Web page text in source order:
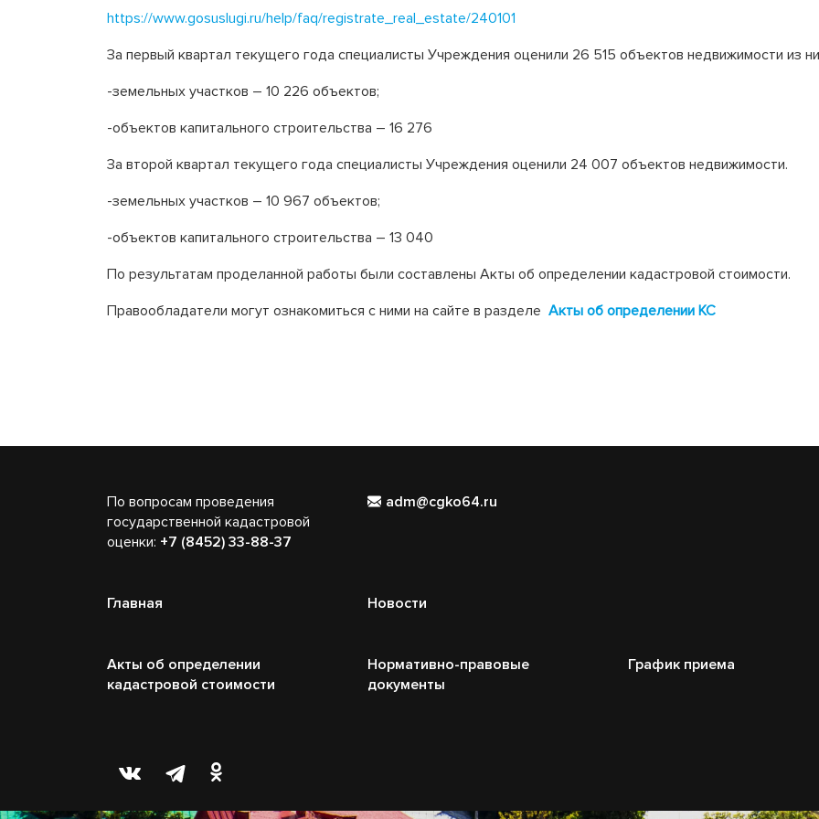
https://www.gosuslugi.ru/help/faq/registrate_real_estate/240101
За первый квартал текущего года специалисты Учреждения оценили 26 515 объектов недвижимости из
-земельных участков – 10 226 объектов;
-объектов капитального строительства – 16 276
За второй квартал текущего года специалисты Учреждения оценили 24 007 объектов недвижимости.
-земельных участков – 10 967 объектов;
-объектов капитального строительства – 13 040
По результатам проделанной работы были составлены Акты об определении кадастровой стоимости.
Правообладатели могут ознакомиться с ними на сайте в разделе Акты об определении КС
По вопросам проведения
государственной кадастровой
оценки: +7 (8452) 33-88-37
adm@cgko64.ru
Главная Новости
Акты об определении
кадастровой стоимости
Нормативно-правовые
документы
График приема